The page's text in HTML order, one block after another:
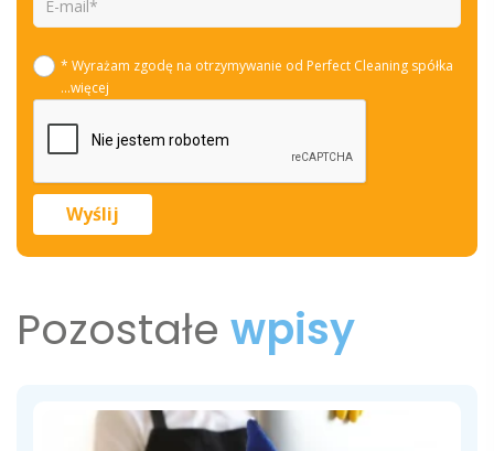
* Wyrażam zgodę na otrzymywanie od Perfect Cleaning spółka
...więcej
Pozostałe wpisy